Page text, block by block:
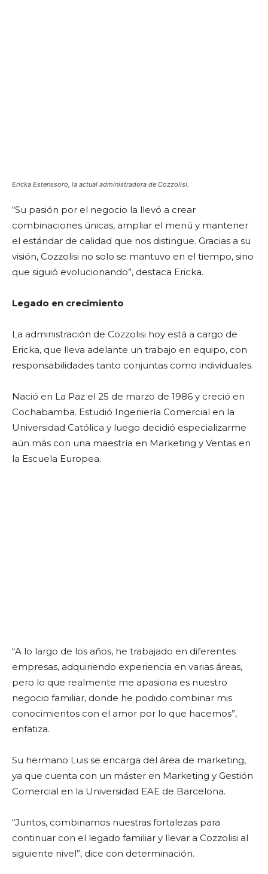
Ericka Estenssoro, la actual administradora de Cozzolisi.
“Su pasión por el negocio la llevó a crear
combinaciones únicas, ampliar el menú y mantener
el estándar de calidad que nos distingue. Gracias a su
visión, Cozzolisi no solo se mantuvo en el tiempo, sino
que siguió evolucionando”, destaca Ericka.
Legado en crecimiento
La administración de Cozzolisi hoy está a cargo de
Ericka, que lleva adelante un trabajo en equipo, con
responsabilidades tanto conjuntas como individuales.
Nació en La Paz el 25 de marzo de 1986 y creció en
Cochabamba. Estudió Ingeniería Comercial en la
Universidad Católica y luego decidió especializarme
aún más con una maestría en Marketing y Ventas en
la Escuela Europea.
“A lo largo de los años, he trabajado en diferentes
empresas, adquiriendo experiencia en varias áreas,
pero lo que realmente me apasiona es nuestro
negocio familiar, donde he podido combinar mis
conocimientos con el amor por lo que hacemos”,
enfatiza.
Su hermano Luis se encarga del área de marketing,
ya que cuenta con un máster en Marketing y Gestión
Comercial en la Universidad EAE de Barcelona.
“Juntos, combinamos nuestras fortalezas para
continuar con el legado familiar y llevar a Cozzolisi al
siguiente nivel”, dice con determinación.